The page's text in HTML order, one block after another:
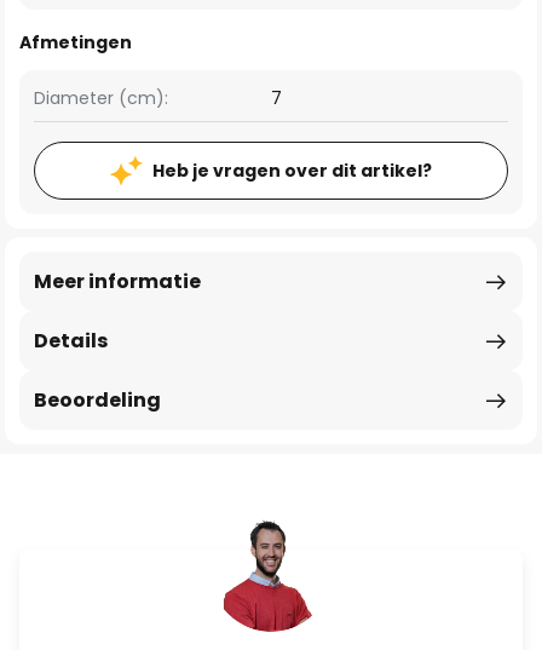
Afmetingen
Diameter (cm): 7
Heb je vragen over dit artikel?
Details
Meer informatie
Beoordeling